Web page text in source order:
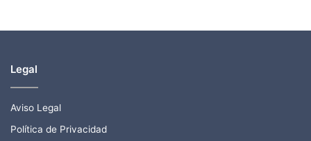
Legal
Aviso Legal
Política de Privacidad